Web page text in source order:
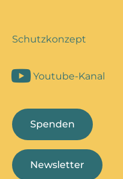
Schutzkonzept
Youtube-Kanal
Spenden
Newsletter